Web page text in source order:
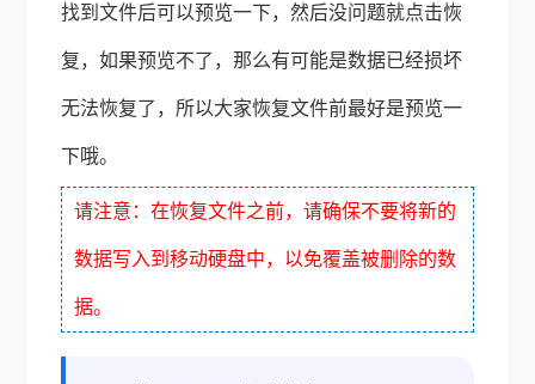
找到文件后可以预览一下，然后没问题就点击恢
复，如果预览不了，那么有可能是数据已经损坏
无法恢复了，所以大家恢复文件前最好是预览一
下哦。
请注意：在恢复文件之前，请确保不要将新的
数据写入到移动硬盘中，以免覆盖被删除的数
据。